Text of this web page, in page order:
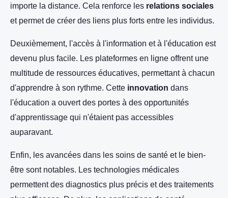
importe la distance. Cela renforce les relations sociales
et permet de créer des liens plus forts entre les individus.
Deuxièmement, l'accès à l'information et à l'éducation est
devenu plus facile. Les plateformes en ligne offrent une
multitude de ressources éducatives, permettant à chacun
d'apprendre à son rythme. Cette innovation dans
l'éducation a ouvert des portes à des opportunités
d'apprentissage qui n'étaient pas accessibles
auparavant.
Enfin, les avancées dans les soins de santé et le bien-
être sont notables. Les technologies médicales
permettent des diagnostics plus précis et des traitements